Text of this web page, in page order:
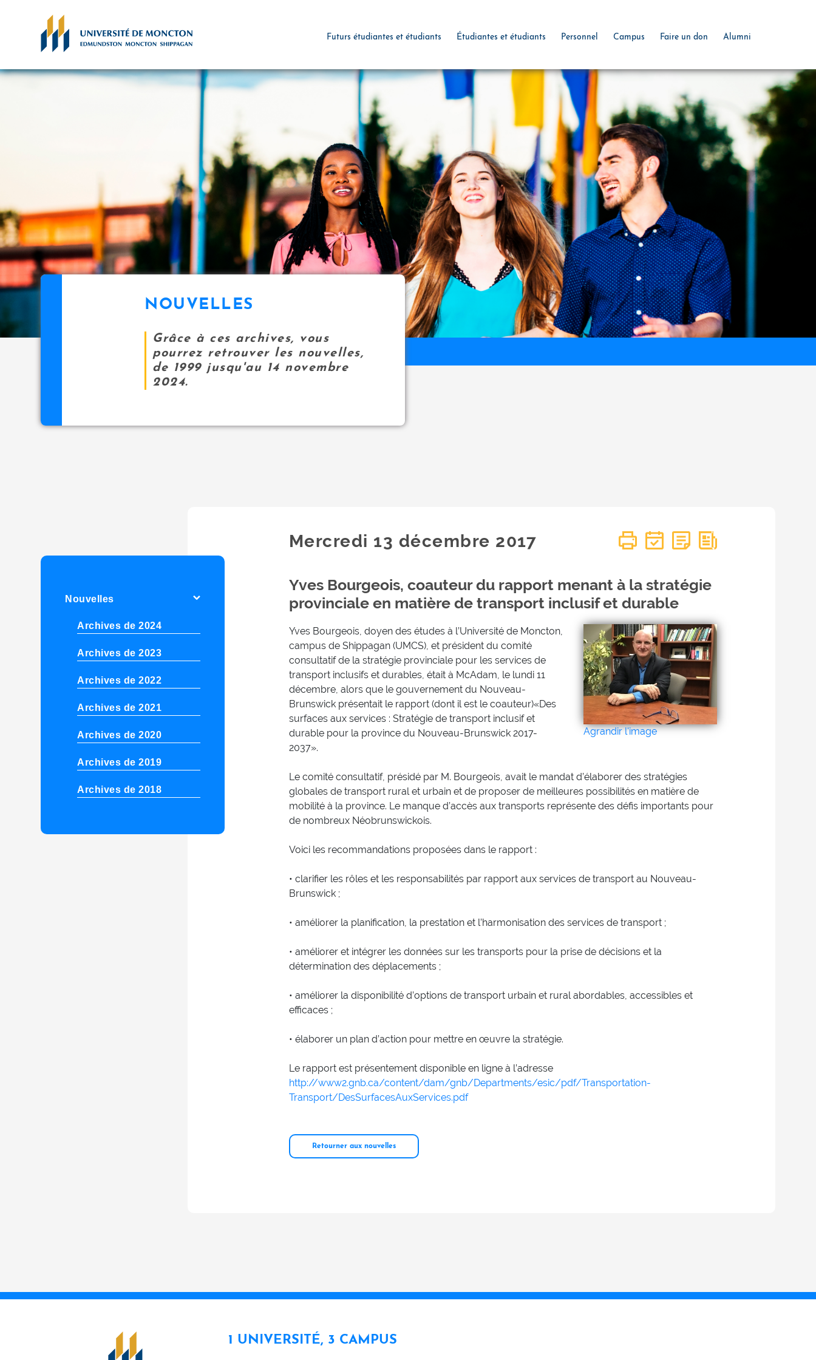
Futurs étudiantes et étudiants Étudiantes et étudiants Personnel Campus Faire un don Alumni
NOUVELLES
Grâce à ces archives, vous
pourrez retrouver les nouvelles,
de 1999 jusqu'au 14 novembre
2024.
Nouvelles
Archives de 2024
Archives de 2023
Archives de 2022
Archives de 2021
Archives de 2020
Archives de 2019
Archives de 2018
Mercredi 13 décembre 2017
Yves Bourgeois, coauteur du rapport menant à la stratégie
provinciale en matière de transport inclusif et durable
Agrandir l'image
Yves Bourgeois, doyen des études à l’Université de Moncton,
campus de Shippagan (UMCS), et président du comité
consultatif de la stratégie provinciale pour les services de
transport inclusifs et durables, était à McAdam, le lundi 11
décembre, alors que le gouvernement du Nouveau-
Brunswick présentait le rapport (dont il est le coauteur)«Des
surfaces aux services : Stratégie de transport inclusif et
durable pour la province du Nouveau-Brunswick 2017-
2037».
Le comité consultatif, présidé par M. Bourgeois, avait le mandat d’élaborer des stratégies
globales de transport rural et urbain et de proposer de meilleures possibilités en matière de
mobilité à la province. Le manque d’accès aux transports représente des défis importants pour
de nombreux Néobrunswickois.
Voici les recommandations proposées dans le rapport :
• clarifier les rôles et les responsabilités par rapport aux services de transport au Nouveau-
Brunswick ;
• améliorer la planification, la prestation et l’harmonisation des services de transport ;
• améliorer et intégrer les données sur les transports pour la prise de décisions et la
détermination des déplacements ;
• améliorer la disponibilité d’options de transport urbain et rural abordables, accessibles et
efficaces ;
• élaborer un plan d’action pour mettre en œuvre la stratégie.
Le rapport est présentement disponible en ligne à l’adresse
http://www2.gnb.ca/content/dam/gnb/Departments/esic/pdf/Transportation-
Transport/DesSurfacesAuxServices.pdf
Retourner aux nouvelles
1 UNIVERSITÉ, 3 CAMPUS